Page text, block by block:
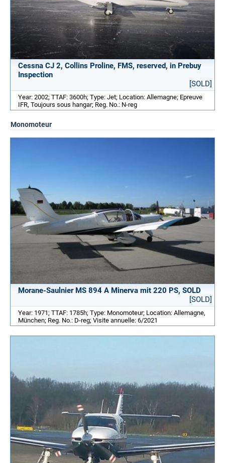
Cessna CJ 2, Collins Proline, FMS, reserved, in Prebuy
Inspection
[SOLD]
Year: 2002; TTAF: 3600h; Type: Jet; Location: Allemagne; Epreuve
IFR, Toujours sous hangar; Reg. No.: N-reg
Monomoteur
Morane-Saulnier MS 894 A Minerva mit 220 PS, SOLD
[SOLD]
Year: 1971; TTAF: 1785h; Type: Monomoteur; Location: Allemagne,
München; Reg. No.: D-reg; Visite annuelle: 6/2021